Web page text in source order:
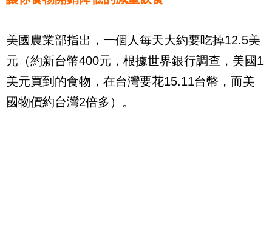
美國農業部指出，一個人每天大約要吃掉12.5美
元（約新台幣400元，根據世界銀行調查，美國1
美元買到的食物，在台灣要花15.11台幣，而美
國物價約台灣2倍多）。